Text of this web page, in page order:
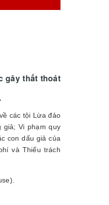
gây thất thoát
các tội Lừa đảo
giả; Vi phạm quy
con dấu giả của
và Thiếu trách